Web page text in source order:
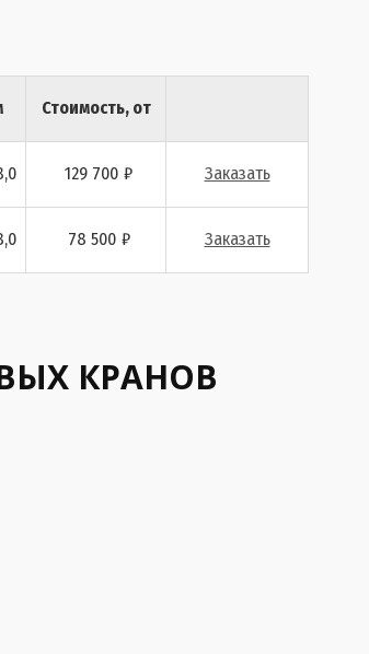
Стоимость, от
129 700 ₽ Заказать
78 500 ₽ Заказать
КРАНОВ